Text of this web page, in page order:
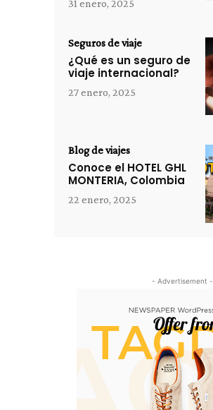
31 enero, 2025
Seguros de viaje
¿Qué es un seguro de
viaje internacional?
27 enero, 2025
Blog de viajes
Conoce el HOTEL GHL
MONTERIA, Colombia
22 enero, 2025
- Advertisement -